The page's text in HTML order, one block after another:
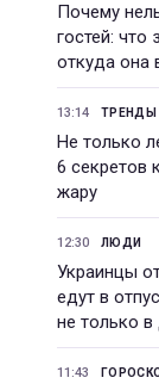
Почему
гостей: что
откуда она
13:14 ТРЕНДЫ
Не только
6 секретов
жару
12:30 ЛЮДИ
Украинцы
едут в
не только в
11:43